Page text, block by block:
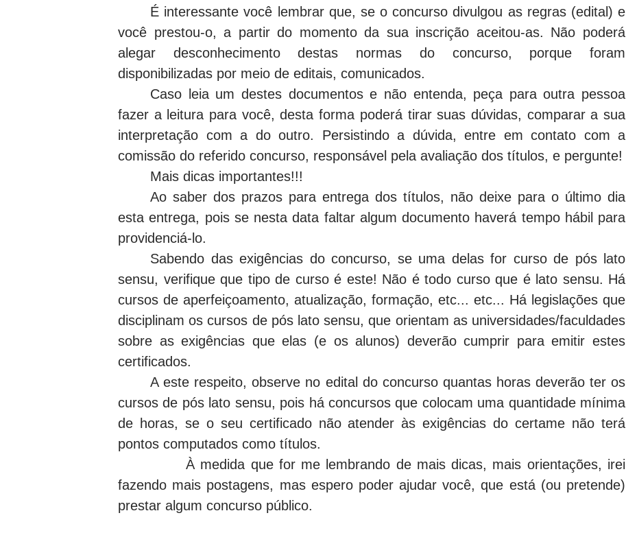
É interessante você lembrar que, se o concurso divulgou as regras (edital) e
você prestou-o, a partir do momento da sua inscrição aceitou-as. Não poderá
alegar desconhecimento destas normas do concurso, porque foram
disponibilizadas por meio de editais, comunicados.
Caso leia um destes documentos e não entenda, peça para outra pessoa
fazer a leitura para você, desta forma poderá tirar suas dúvidas, comparar a sua
interpretação com a do outro. Persistindo a dúvida, entre em contato com a
comissão do referido concurso, responsável pela avaliação dos títulos, e pergunte!
Mais dicas importantes!!!
Ao saber dos prazos para entrega dos títulos, não deixe para o último dia
esta entrega, pois se nesta data faltar algum documento haverá tempo hábil para
providenciá-lo.
Sabendo das exigências do concurso, se uma delas for curso de pós lato
sensu, verifique que tipo de curso é este! Não é todo curso que é lato sensu. Há
cursos de aperfeiçoamento, atualização, formação, etc... etc... Há legislações que
disciplinam os cursos de pós lato sensu, que orientam as universidades/faculdades
sobre as exigências que elas (e os alunos) deverão cumprir para emitir estes
certificados.
A este respeito, observe no edital do concurso quantas horas deverão ter os
cursos de pós lato sensu, pois há concursos que colocam uma quantidade mínima
de horas, se o seu certificado não atender às exigências do certame não terá
pontos computados como títulos.
À medida que for me lembrando de mais dicas, mais orientações, irei
fazendo mais postagens, mas espero poder ajudar você, que está (ou pretende)
prestar algum concurso público.